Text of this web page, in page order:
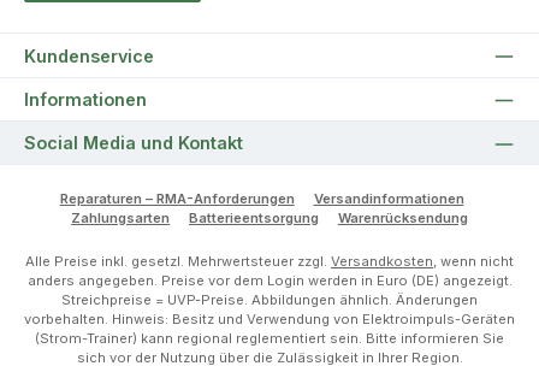
Kundenservice
Informationen
Social Media und Kontakt
Reparaturen – RMA-Anforderungen
Versandinformationen
Zahlungsarten
Batterieentsorgung Warenrücksendung
Alle Preise inkl. gesetzl. Mehrwertsteuer zzgl. Versandkosten, wenn nicht
anders angegeben. Preise vor dem Login werden in Euro (DE) angezeigt.
Streichpreise = UVP-Preise. Abbildungen ähnlich. Änderungen
vorbehalten. Hinweis: Besitz und Verwendung von Elektroimpuls-Geräten
(Strom-Trainer) kann regional reglementiert sein. Bitte informieren Sie
sich vor der Nutzung über die Zulässigkeit in Ihrer Region.